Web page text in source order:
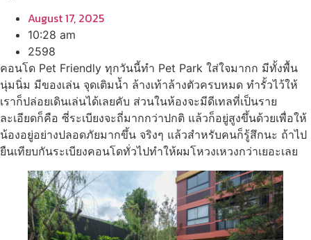
August 17, 2025
10:28 am
2598
คอนโด Pet Friendly ทุกวันนี้ทำ Pet Park ใส่ใจมากก มีทั้งพื้น
นุ่มนิ่ม มีของเล่น จุดเติมน้ำ ล้างเท้าล้างตัวครบหมด ทำรั้วไว้ให้
เราก็ปล่อยเดินเล่นได้เลยคับ ส่วนในห้องจะมีดีเทลที่เป็นราย
ละเอียดก็คือ ซี่ระเบียงจะถี่มากกว่าปกติ แล้วก็อยู่สูงขึ้นด้วยเพื่อให้
น้องอยู่อย่างปลอดภัยมากขึ้น จริงๆ แล้วสำหรับคนก็รู้สึกนะ ถ้าไป
ยืนเทียบกันระเบียงคอนโดทั่วไปทำให้ผมโหวงเหวงกว่าเยอะเลย